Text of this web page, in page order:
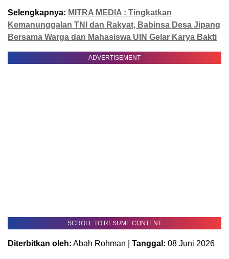
Selengkapnya: MITRA MEDIA : Tingkatkan
Kemanunggalan TNI dan Rakyat, Babinsa Desa Jipang
Bersama Warga dan Mahasiswa UIN Gelar Karya Bakti
ADVERTISEMENT
SCROLL TO RESUME CONTENT
Diterbitkan oleh: Abah Rohman | Tanggal: 08 Juni 2026